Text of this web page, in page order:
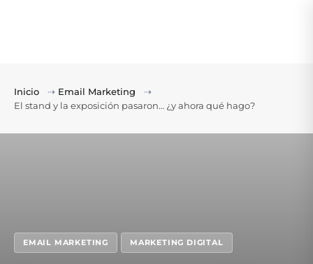
Inicio ⇢ Email Marketing
⇢
El stand y la exposición pasaron… ¿y ahora qué hago?
EMAIL MARKETING MARKETING DIGITAL